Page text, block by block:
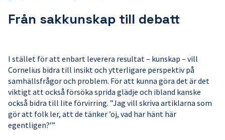
Från sakkunskap till debatt
I stället för att enbart leverera resultat – kunskap – vill
Cornelius bidra till insikt och ytterligare perspektiv på
samhällsfrågor och problem. För att kunna göra det är det
viktigt att också försöka sprida glädje och ibland kanske
också bidra till lite förvirring. ”Jag vill skriva artiklarna som
gör att folk ler, att de tänker ’oj, vad har hänt här
egentligen?’”